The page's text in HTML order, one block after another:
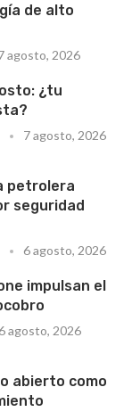
de alto
agosto, 2026
¿tu
7 agosto, 2026
petrolera
seguridad
6 agosto, 2026
impulsan el
agosto, 2026
abierto como